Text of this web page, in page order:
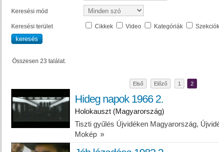
Keresési mód
Keresési terület Cikkek Video Kategóriák Szekciók
Összesen 23 találat.
Első Előző 1 2
Hideg napok 1966 2.
Holokauszt (Magyarország)
Tiszti gyűlés Újvidéken Magyarország,
Mokép »